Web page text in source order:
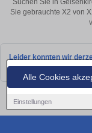
Alle Cookies
Einstellungen
Suchen Sie in
Sie gebrauchte X2 von
Leider konnten wir
bald wieder vorbei!